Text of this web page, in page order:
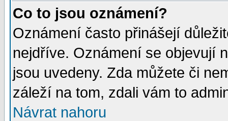
Co to jsou oznámení?
Oznámení často přinášejí
nejdříve. Oznámení se objevují
jsou uvedeny. Zda můžete či
záleží na tom, zdali vám to
Návrat nahoru